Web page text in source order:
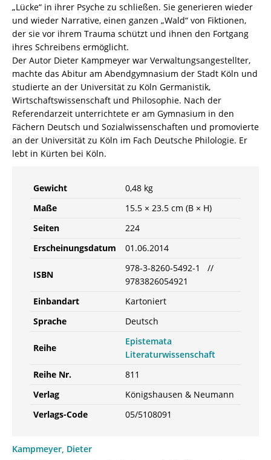
„Lücke“ in ihrer Psyche zu schließen. Sie generieren wieder
und wieder Narrative, einen ganzen „Wald“ von Fiktionen,
der sie vor ihrem Trauma schützt und ihnen den Fortgang
ihres Schreibens ermöglicht.
Der Autor Dieter Kampmeyer war Verwaltungsangestellter,
machte das Abitur am Abendgymnasium der Stadt Köln und
studierte an der Universität zu Köln Germanistik,
Wirtschaftswissenschaft und Philosophie. Nach der
Referendarzeit unterrichtete er am Gymnasium in den
Fächern Deutsch und Sozialwissenschaften und promovierte
an der Universität zu Köln im Fach Deutsche Philologie. Er
lebt in Kürten bei Köln.
Gewicht
0,48 kg
Maße
15.5 × 23.5 cm (B × H)
Seiten
224
Erscheinungsdatum
01.06.2014
ISBN
978-3-8260-5492-1 //
9783826054921
Einbandart
Kartoniert
Sprache
Deutsch
Reihe
Epistemata
Literaturwissenschaft
Reihe Nr.
811
Verlag
Königshausen & Neumann
Verlags-Code
05/5108091
Kampmeyer, Dieter